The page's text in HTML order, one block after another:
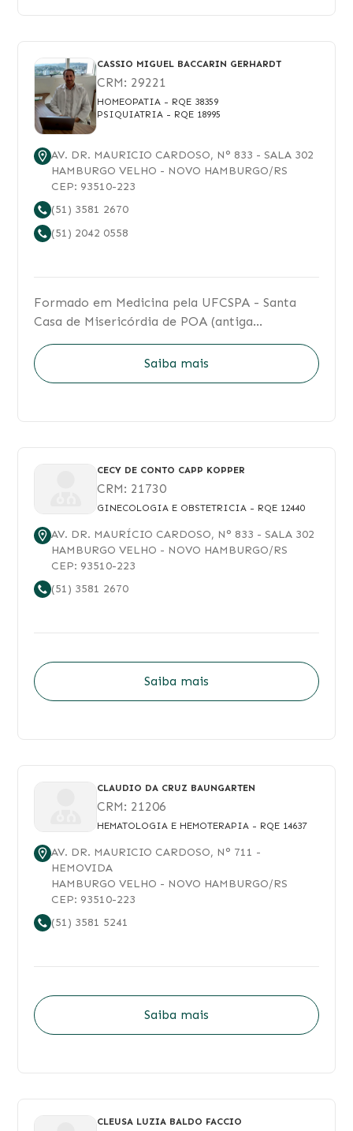
CASSIO MIGUEL BACCARIN GERHARDT
CRM: 29221
HOMEOPATIA - RQE 38359
PSIQUIATRIA - RQE 18995
AV. DR. MAURICIO CARDOSO, N° 833 - SALA 302
HAMBURGO VELHO - NOVO HAMBURGO/RS
CEP: 93510-223
(51) 3581 2670
(51) 2042 0558
Formado em Medicina pela UFCSPA - Santa
Casa de Misericórdia de POA (antiga
Psiquiatria pela Fundação Universitária Mário
Martins (FUMM) em 2006. Profissional com
Saiba mais
CECY DE CONTO CAPP KOPPER
CRM: 21730
GINECOLOGIA E OBSTETRICIA - RQE 12440
AV. DR. MAURÍCIO CARDOSO, N° 833 - SALA 302
HAMBURGO VELHO - NOVO HAMBURGO/RS
CEP: 93510-223
(51) 3581 2670
Saiba mais
CLAUDIO DA CRUZ BAUNGARTEN
CRM: 21206
HEMATOLOGIA E HEMOTERAPIA - RQE 14637
AV. DR. MAURICIO CARDOSO, N° 711 -
HEMOVIDA
HAMBURGO VELHO - NOVO HAMBURGO/RS
CEP: 93510-223
(51) 3581 5241
Saiba mais
CLEUSA LUZIA BALDO FACCIO